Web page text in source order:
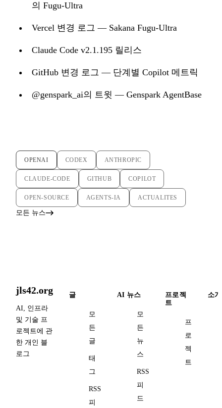
의 Fugu-Ultra
Vercel 변경 로그 — Sakana Fugu-Ultra
Claude Code v2.1.195 릴리스
GitHub 변경 로그 — 단계별 Copilot 메트릭
@genspark_ai의 트윗 — Genspark AgentBase
OPENAI CODEX ANTHROPIC
CLAUDE-CODE GITHUB COPILOT
OPEN-SOURCE AGENTS-IA ACTUALITES
모든 뉴스
jls42.org
AI, 인프라
및 기술 프
로젝트에 관
한 개인 블
로그
글
모
든
글
태
그
RSS
피
AI 뉴스
모
든
뉴
스
RSS
피
드
프로젝
트
프
로
젝
트
소개